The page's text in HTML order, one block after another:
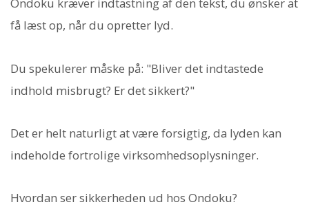
Ondoku kræver indtastning af den tekst, du ønsker at
få læst op, når du opretter lyd.
Du spekulerer måske på: "Bliver det indtastede
indhold misbrugt? Er det sikkert?"
Det er helt naturligt at være forsigtig, da lyden kan
indeholde fortrolige virksomhedsoplysninger.
Hvordan ser sikkerheden ud hos Ondoku?